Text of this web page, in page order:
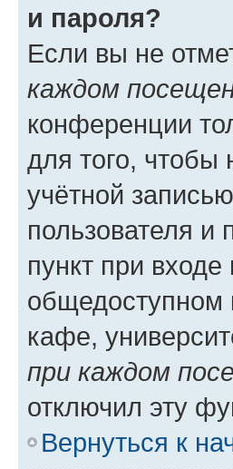
и пароля?
Если вы не
каждом
конференции
для того, чтобы
учётной
пользователя
пункт при
общедоступном
кафе,
при каждом
отключил эту
Вернуться к